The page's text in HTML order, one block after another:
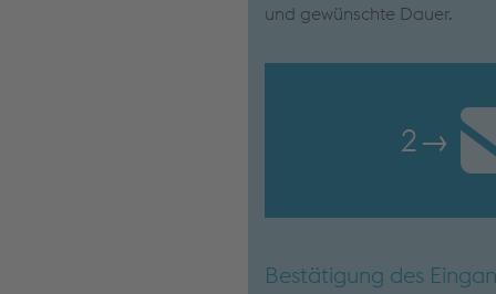
und gewünschte Dauer.
2→
Bestätigung des